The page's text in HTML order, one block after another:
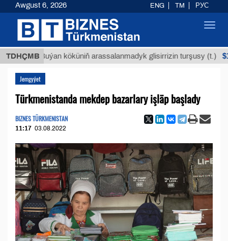
TDHÇMB
Buýan köküniň arassalanmadyk glisirrizin turşusy (t.)
Jemgyýet
Türkmenistanda mekdep bazarlary işläp başlady
BIZNES TÜRKMENISTAN
11:17 03.08.2022
Awgust 6, 2026 ENG TM РУС